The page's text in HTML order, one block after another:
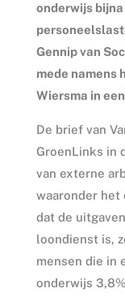
onderwijs
Gennip van
mede namens
Wiersma in een
De brief van
GroenLinks in
van externe
waaronder het
dat de
loondienst is,
mensen die in
onderwijs